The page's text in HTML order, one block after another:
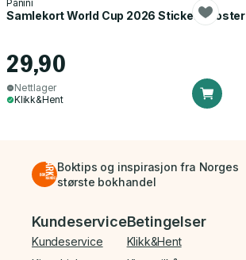
Panini
Samlekort World Cup 2026 Sticker Booster
29,90
Nettlager
Klikk&Hent
Boktips og inspirasjon fra Norges
største bokhandel
Bunnmeny
Kundeservice
Kundeservice
Betingelser
Klikk&Hent